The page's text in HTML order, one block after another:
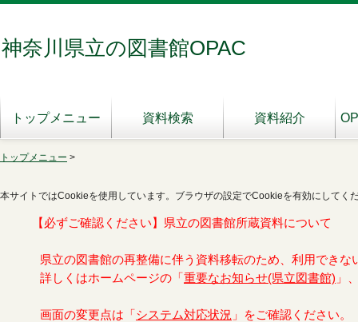
神奈川県立の図書館OPAC
トップメニュー 資料検索 資料紹介
トップメニュー >
本サイトではCookieを使用しています。ブラウザの設定でCookieを有効にしてく
【必ずご確認ください】県立の図書館所蔵資料について
県立の図書館の再整備に伴う資料移転のため、利用できな
詳しくはホームページの「 重要なお知らせ(県立図書館) 」
画面の変更点は「 システム対応状況 」をご確認ください。